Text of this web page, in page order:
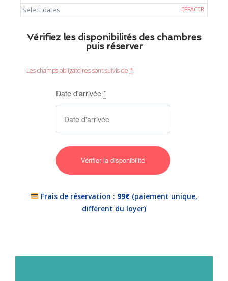
Select dates EFFACER
Vérifiez les disponibilités des chambres
puis réserver
Les champs obligatoires sont suivis de *
Date d'arrivée *
Frais de réservation : 99€(paiement unique,
différent du loyer)